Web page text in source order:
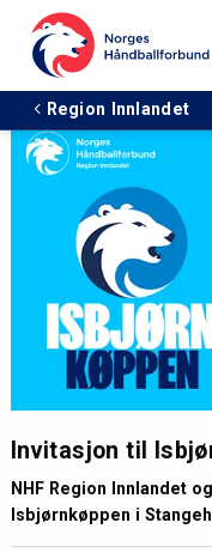
Region Innlandet
Invitasjon til
NHF Region Innlandet
Isbjørnkøppen i